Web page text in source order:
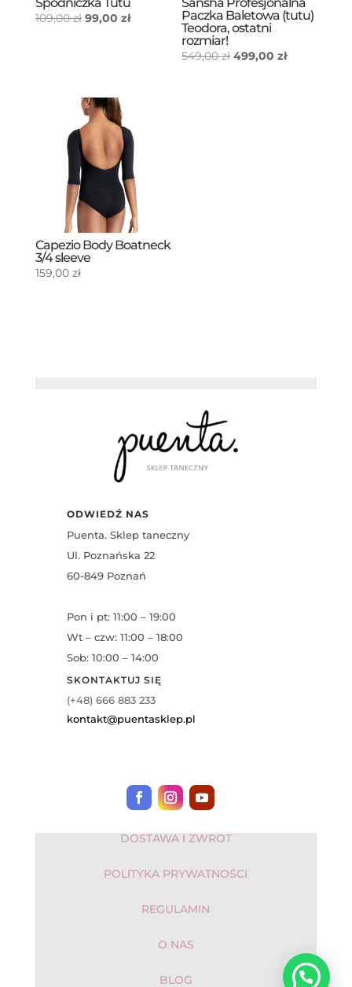
109,00zł Pierwotna
99,00 złAktualna
Paczka Baletowa (tutu)
Teodora, ostatni
rozmiar!
549,00zł Pierwotna
499,00złAktualna
Capezio Body Boatneck
3/4 sleeve
159,00 zł
ODWIEDŹ NAS
Puenta. Sklep taneczny
Ul. Poznańska 22
60-849 Poznań
Pon i pt: 11:00 – 19:00
Wt – czw: 11:00 – 18:00
Sob: 10:00 – 14:00
SKONTAKTUJ SIĘ
(+48) 666 883 233
kontakt@puentasklep.pl
DOSTAWA I ZWROT
POLITYKA PRYWATNOŚCI
REGULAMIN
O NAS
BLOG